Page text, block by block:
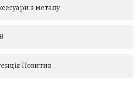
з металу
Позитив